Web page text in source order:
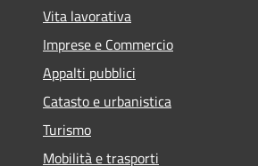
Vita lavorativa
Imprese e Commercio
Appalti pubblici
Catasto e urbanistica
Turismo
Mobilità e trasporti